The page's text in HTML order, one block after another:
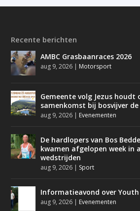
Recente berichten
AMBC Grasbaanraces 2026
aug 9, 2026 | Motorsport
Gemeente volg Jezus houdt
samenkomst bij bosvijver
aug 9, 2026 | Evenementen
De hardlopers van Bos
kwamen afgelopen week in
wedstrijden
aug 9, 2026 | Sport
Informatieavond over
aug 9, 2026 | Evenementen